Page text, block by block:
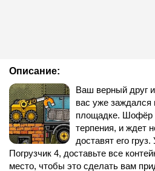
Описание:
Ваш верный друг
вас уже заждался
площадке. Шофёр
терпения, и ждет
доставят его
Погрузчик 4, доставьте все
место, чтобы это сделать вам